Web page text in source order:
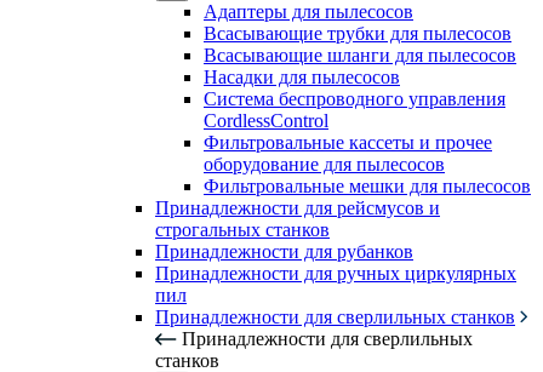
Адаптеры для пылесосов
Всасывающие трубки для пылесосов
Всасывающие шланги для пылесосов
Насадки для пылесосов
Система беспроводного управления
CordlessControl
Фильтровальные кассеты и прочее
оборудование для пылесосов
Фильтровальные мешки для пылесосов
Принадлежности для рейсмусов и
строгальных станков
Принадлежности для рубанков
Принадлежности для ручных циркулярных
пил
Принадлежности для сверлильных станков
Принадлежности для сверлильных
станков